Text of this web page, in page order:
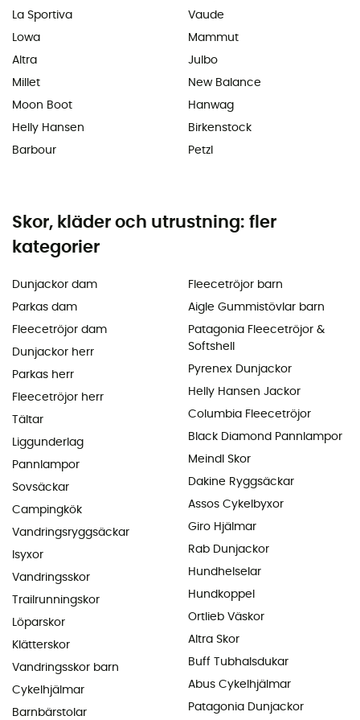
La Sportiva
Lowa
Altra
Millet
Moon Boot
Helly Hansen
Barbour
Vaude
Mammut
Julbo
New Balance
Hanwag
Birkenstock
Petzl
Skor, kläder och utrustning: fler
kategorier
Dunjackor dam
Parkas dam
Fleecetröjor dam
Dunjackor herr
Parkas herr
Fleecetröjor herr
Tältar
Liggunderlag
Pannlampor
Sovsäckar
Campingkök
Vandringsryggsäckar
Isyxor
Vandringsskor
Trailrunningskor
Löparskor
Klätterskor
Vandringsskor barn
Cykelhjälmar
Barnbärstolar
Fleecetröjor barn
Aigle Gummistövlar barn
Patagonia Fleecetröjor &
Softshell
Pyrenex Dunjackor
Helly Hansen Jackor
Columbia Fleecetröjor
Black Diamond Pannlampor
Meindl Skor
Dakine Ryggsäckar
Assos Cykelbyxor
Giro Hjälmar
Rab Dunjackor
Hundhelselar
Hundkoppel
Ortlieb Väskor
Altra Skor
Buff Tubhalsdukar
Abus Cykelhjälmar
Patagonia Dunjackor